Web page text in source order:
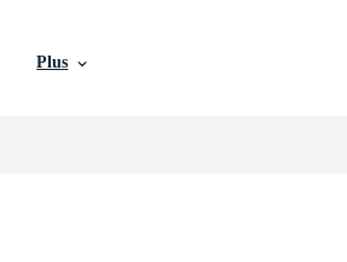
Plus